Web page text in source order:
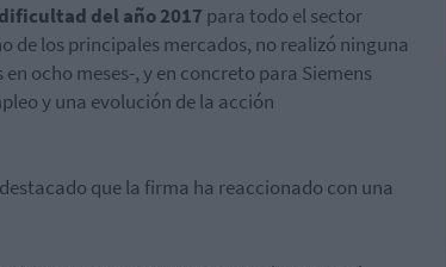
dificultad del año 2017 para todo el sector
de los principales mercados, no realizó ninguna
ocho meses-, y en concreto para Siemens
y una evolución de la acción
que la firma ha reaccionado con una